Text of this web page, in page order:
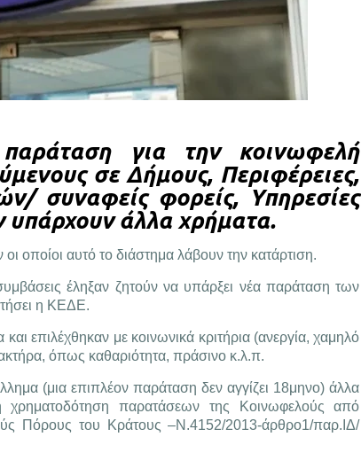
για την κοινωφελή
σε Δήμους, Περιφέρειες,
συναφείς φορείς, Υπηρεσίες
άλλα χρήματα.
αυτό το διάστημα λάβουν την κατάρτιση.
έληξαν ζητούν να υπάρξει νέα παράταση των
η ΚΕΔΕ.
επιλέχθηκαν με κοινωνικά κριτήρια (ανεργία, χαμηλό
όπως καθαριότητα, πράσινο κ.λ.π.
(μια επιπλέον παράταση δεν αγγίζει 18μηνο) άλλα
χρηματοδότηση παρατάσεων της Κοινωφελούς από
Πόρους του Κράτους –Ν.4152/2013-άρθρο1/παρ.ΙΔ/